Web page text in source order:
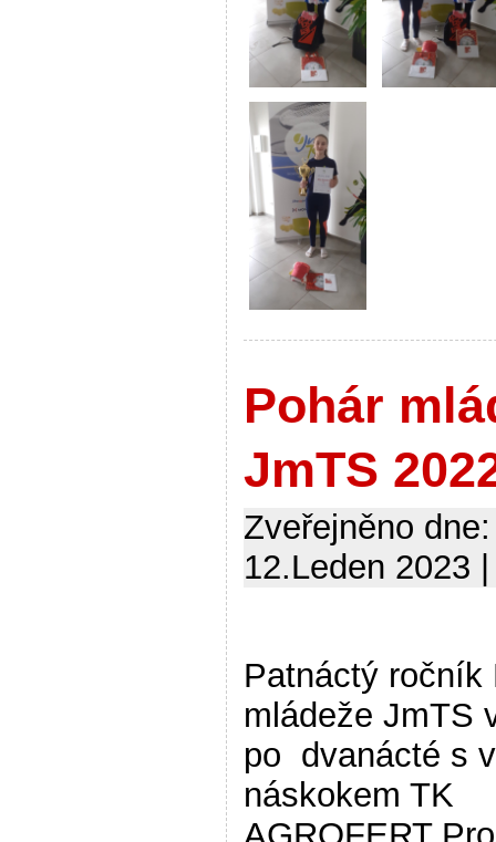
Pohár
JmTS
Zveřejněno dne:
12.Leden 2023 |
Patnáctý ročník
mládeže JmTS
po dvanácté s
náskokem TK